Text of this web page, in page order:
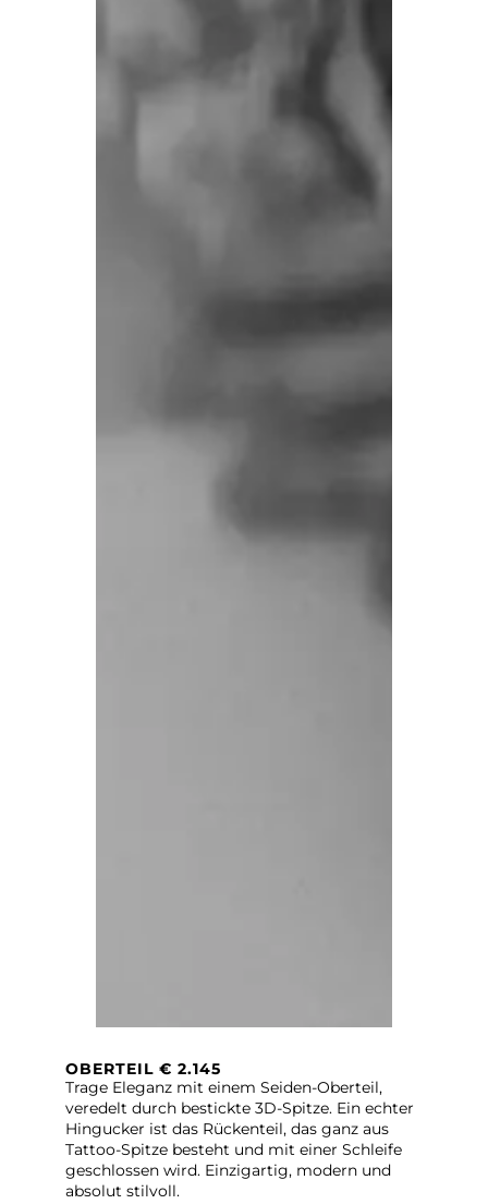
OBERTEIL € 2.145
Trage Eleganz mit einem Seiden-Oberteil,
veredelt durch bestickte 3D-Spitze. Ein echter
Hingucker ist das Rückenteil, das ganz aus
Tattoo-Spitze besteht und mit einer Schleife
geschlossen wird. Einzigartig, modern und
absolut stilvoll.